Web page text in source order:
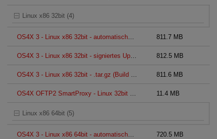
Linux x86 32bit (4)
811.7 MB
812.5 MB
811.6 MB
11.4 MB
Linux x86 64bit (5)
720.5 MB